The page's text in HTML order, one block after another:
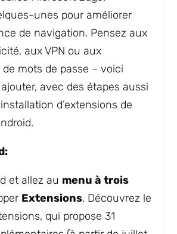
unes pour améliorer
de navigation. Pensez aux
aux VPN ou aux
mots de passe – voici
avec des étapes aussi
d’extensions de
et allez au menu à trois
Extensions. Découvrez le
qui propose 31